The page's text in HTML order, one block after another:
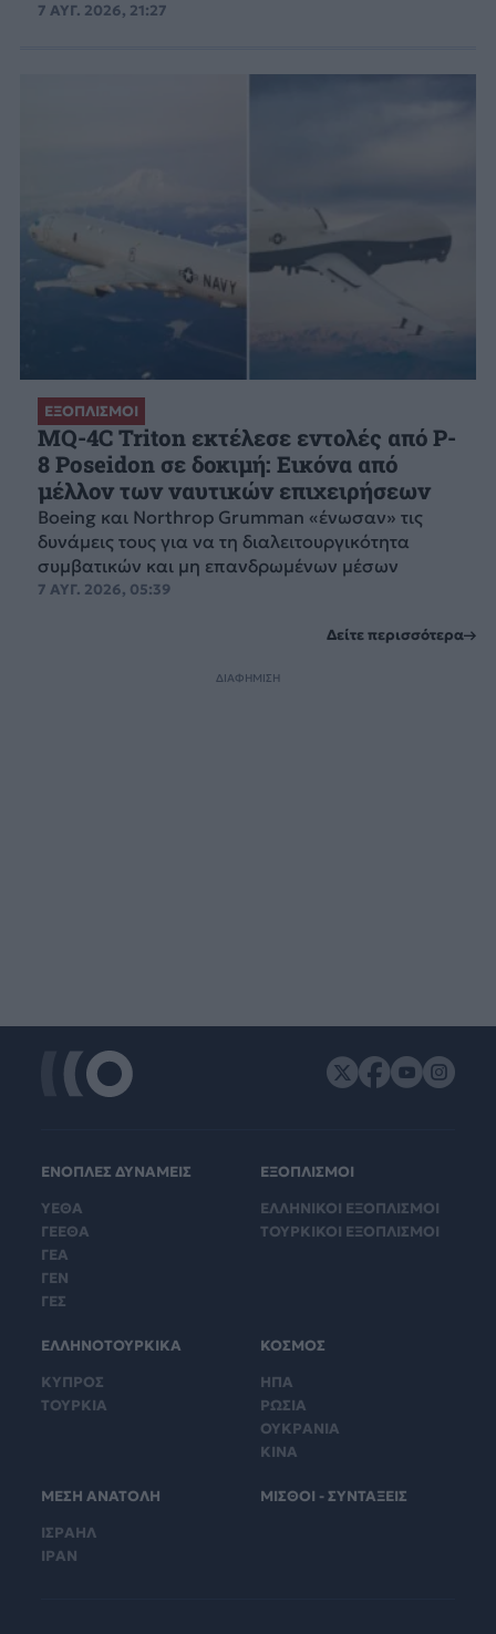
7 ΑΥΓ. 2026, 21:27
ΕΞΟΠΛΙΣΜΟΙ
MQ-4C Triton εκτέλεσε εντολές από P-
8 Poseidon σε δοκιμή: Εικόνα από
μέλλον των ναυτικών επιχειρήσεων
Boeing και Northrop Grumman «ένωσαν» τις
δυνάμεις τους για να τη διαλειτουργικότητα
συμβατικών και μη επανδρωμένων μέσων
7 ΑΥΓ. 2026, 05:39
Δείτε περισσότερα
ΔΙΑΦΗΜΙΣΗ
ΕΝΟΠΛΕΣ ΔΥΝΑΜΕΙΣ
ΥΕΘΑ
ΓΕΕΘΑ
ΓΕΑ
ΓΕΝ
ΓΕΣ
ΕΞΟΠΛΙΣΜΟΙ
ΕΛΛΗΝΙΚΟΙ ΕΞΟΠΛΙΣΜΟΙ
ΤΟΥΡΚΙΚΟΙ ΕΞΟΠΛΙΣΜΟΙ
ΕΛΛΗΝΟΤΟΥΡΚΙΚΑ
ΚΥΠΡΟΣ
ΤΟΥΡΚΙΑ
ΚΟΣΜΟΣ
ΗΠΑ
ΡΩΣΙΑ
ΟΥΚΡΑΝΙΑ
ΚΙΝΑ
ΜΕΣΗ ΑΝΑΤΟΛΗ
ΙΣΡΑΗΛ
ΙΡΑΝ
ΜΙΣΘΟΙ - ΣΥΝΤΑΞΕΙΣ